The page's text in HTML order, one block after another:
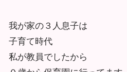
我が家の３人息子は
子育て時代
私が教員でしたから